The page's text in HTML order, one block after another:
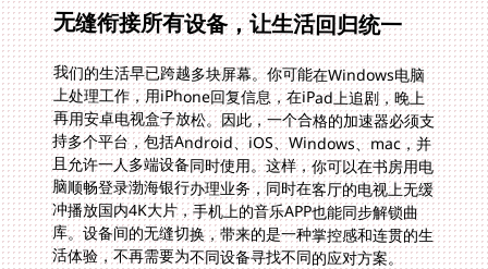
无缝衔接所有设备，让生活回归统一
我们的生活早已跨越多块屏幕。你可能在Windows电脑
上处理工作，用iPhone回复信息，在iPad上追剧，晚上
再用安卓电视盒子放松。因此，一个合格的加速器必须支
持多个平台，包括Android、iOS、Windows、mac，并
且允许一人多端设备同时使用。这样，你可以在书房用电
脑顺畅登录渤海银行办理业务，同时在客厅的电视上无缓
冲播放国内4K大片，手机上的音乐APP也能同步解锁曲
库。设备间的无缝切换，带来的是一种掌控感和连贯的生
活体验，不再需要为不同设备寻找不同的应对方案。